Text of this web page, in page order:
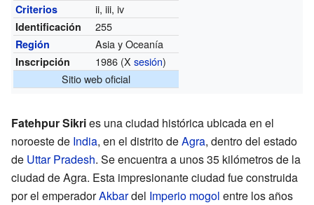
Criterios
ii, iii, iv
Identificación 255
Región Asia y Oceanía
Inscripción 1986 (Xsesión)
Sitio web oficial
Fatehpur Sikries una ciudad histórica ubicada en el
noroeste de India, en el distrito deAgra, dentro del estado
de Uttar Pradesh. Se encuentra a unos 35 kilómetros de la
ciudad de Agra. Esta impresionante ciudad fue construida
por el emperadorAkbardel Imperio mogol entre los años